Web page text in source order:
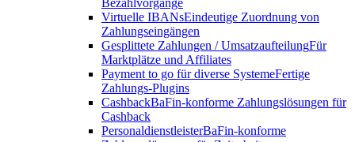
Bezahlvorgänge
Virtuelle IBANsEindeutige Zuordnung von
Zahlungseingängen
Gesplittete Zahlungen / UmsatzaufteilungFür
Marktplätze und Affiliates
Payment to go für diverse SystemeFertige
Zahlungs-Plugins
CashbackBaFin-konforme Zahlungslösungen für
Cashback
PersonaldienstleisterBaFin-konforme